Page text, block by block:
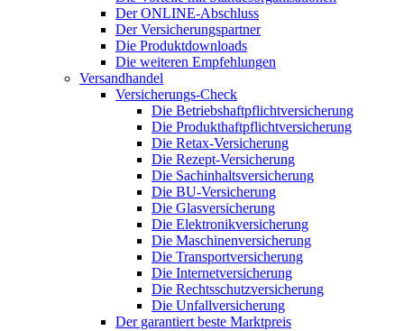
Der ONLINE-Abschluss
Der Versicherungspartner
Die Produktdownloads
Die weiteren Empfehlungen
Versandhandel
Versicherungs-Check
Die Betriebshaftpflichtversicherung
Die Produkthaftpflichtversicherung
Die Retax-Versicherung
Die Rezept-Versicherung
Die Sachinhaltsversicherung
Die BU-Versicherung
Die Glasversicherung
Die Elektronikversicherung
Die Maschinenversicherung
Die Transportversicherung
Die Internetversicherung
Die Rechtsschutzversicherung
Die Unfallversicherung
Der garantiert beste Marktpreis